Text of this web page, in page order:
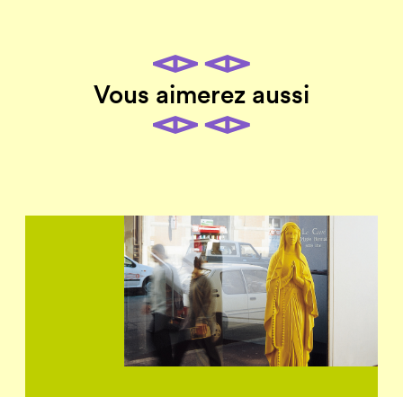
Vous aimerez aussi